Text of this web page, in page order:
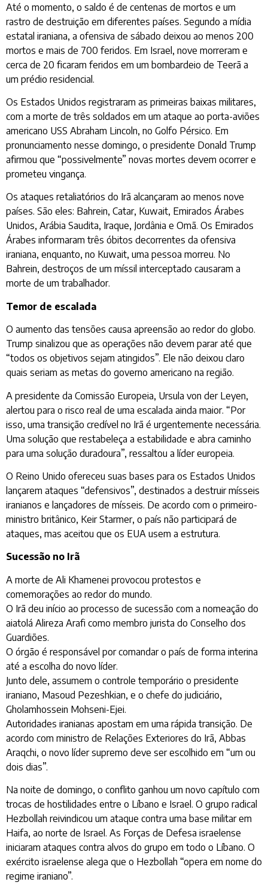
Até o momento, o saldo é de centenas de mortos e um
rastro de destruição em diferentes países. Segundo a mídia
estatal iraniana, a ofensiva de sábado deixou ao menos 200
mortos e mais de 700 feridos. Em Israel, nove morreram e
cerca de 20 ficaram feridos em um bombardeio de Teerã a
um prédio residencial.
Os Estados Unidos registraram as primeiras baixas militares,
com a morte de três soldados em um ataque ao porta-aviões
americano USS Abraham Lincoln, no Golfo Pérsico. Em
pronunciamento nesse domingo, o presidente Donald Trump
afirmou que “possivelmente” novas mortes devem ocorrer e
prometeu vingança.
Os ataques retaliatórios do Irã alcançaram ao menos nove
países. São eles: Bahrein, Catar, Kuwait, Emirados Árabes
Unidos, Arábia Saudita, Iraque, Jordânia e Omã. Os Emirados
Árabes informaram três óbitos decorrentes da ofensiva
iraniana, enquanto, no Kuwait, uma pessoa morreu. No
Bahrein, destroços de um míssil interceptado causaram a
morte de um trabalhador.
Temor de escalada
O aumento das tensões causa apreensão ao redor do globo.
Trump sinalizou que as operações não devem parar até que
“todos os objetivos sejam atingidos”. Ele não deixou claro
quais seriam as metas do governo americano na região.
A presidente da Comissão Europeia, Ursula von der Leyen,
alertou para o risco real de uma escalada ainda maior. “Por
isso, uma transição credível no Irã é urgentemente necessária.
Uma solução que restabeleça a estabilidade e abra caminho
para uma solução duradoura”, ressaltou a líder europeia.
O Reino Unido ofereceu suas bases para os Estados Unidos
lançarem ataques “defensivos”, destinados a destruir mísseis
iranianos e lançadores de mísseis. De acordo com o primeiro-
ministro britânico, Keir Starmer, o país não participará de
ataques, mas aceitou que os EUA usem a estrutura.
Sucessão no Irã
A morte de Ali Khamenei provocou protestos e
comemorações ao redor do mundo.
O Irã deu início ao processo de sucessão com a nomeação do
aiatolá Alireza Arafi como membro jurista do Conselho dos
Guardiões.
O órgão é responsável por comandar o país de forma interina
até a escolha do novo líder.
Junto dele, assumem o controle temporário o presidente
iraniano, Masoud Pezeshkian, e o chefe do judiciário,
Gholamhossein Mohseni-Ejei.
Autoridades iranianas apostam em uma rápida transição. De
acordo com ministro de Relações Exteriores do Irã, Abbas
Araqchi, o novo líder supremo deve ser escolhido em “um ou
dois dias”.
Na noite de domingo, o conflito ganhou um novo capítulo com
trocas de hostilidades entre o Líbano e Israel. O grupo radical
Hezbollah reivindicou um ataque contra uma base militar em
Haifa, ao norte de Israel. As Forças de Defesa israelense
iniciaram ataques contra alvos do grupo em todo o Líbano. O
exército israelense alega que o Hezbollah “opera em nome do
regime iraniano”.